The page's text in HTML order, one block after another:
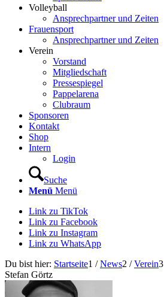
Volleyball
Ansprechpartner und Zeiten
Frauensport
Ansprechpartner und Zeiten
Verein
Vorstand
Mitgliedschaft
Pressespiegel
Pappelarena
Clubraum
Sponsoren
Kontakt
Shop
Intern
Login
Suche
Menü Menü
Link zu TikTok
Link zu Facebook
Link zu Instagram
Link zu WhatsApp
Du bist hier: Startseite1 / News2 / Verein3
Stefan Görtz